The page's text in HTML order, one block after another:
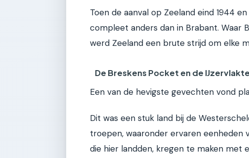
Toen de aanval op Zeeland eind 1944
compleet anders dan in Brabant. Waar
werd Zeeland een brute strijd om elke
De Breskens Pocket en de IJzervlakte
Een van de hevigste gevechten vond
Dit was een stuk land bij de
troepen, waaronder ervaren eenheden
die hier landden, kregen te maken met